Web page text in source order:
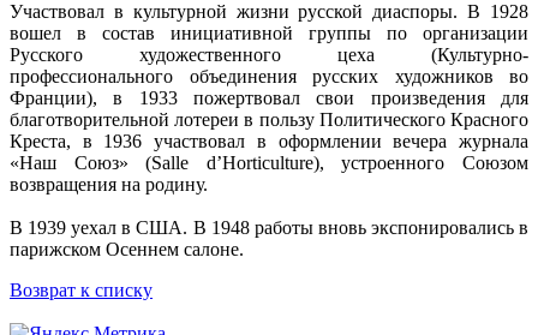
Участвовал в культурной жизни русской диаспоры. В 1928
вошел в состав инициативной группы по организации
Русского художественного цеха (Культурно-
профессионального объединения русских художников во
Франции), в 1933 пожертвовал свои произведения для
благотворительной лотереи в пользу Политического Красного
Креста, в 1936 участвовал в оформлении вечера журнала
«Наш Союз» (Salle d’Horticulture), устроенного Союзом
возвращения на родину.
В 1939 уехал в США. В 1948 работы вновь экспонировались в
парижском Осеннем салоне.
Возврат к списку